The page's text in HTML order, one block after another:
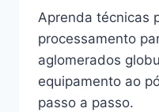
Aprenda técnicas
processamento
aglomerados
equipamento ao
passo a passo.